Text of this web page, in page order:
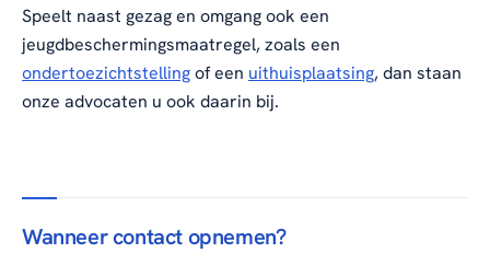
Speelt naast gezag en omgang ook een
jeugdbeschermingsmaatregel, zoals een
ondertoezichtstellingof een uithuisplaatsing, dan staan
onze advocaten u ook daarin bij.
Wanneer contact opnemen?